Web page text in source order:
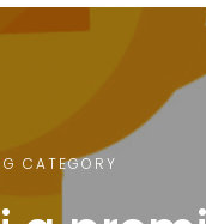
CATEGORY